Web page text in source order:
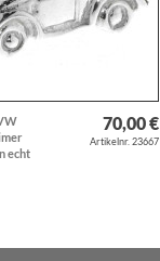
echt
70,00 €
Artikelnr. 23667